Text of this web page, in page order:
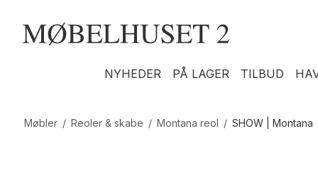
NYHEDER PÅ LAGER TILBUD
Møbler / Reoler & skabe / Montana reol / SHOW | Montana